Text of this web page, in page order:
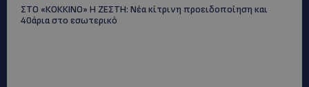
ΣΤΟ «ΚΟΚΚΙΝΟ» Η ΖΕΣΤΗ: Νέα κίτρινη προειδοποίηση και
40άρια στο εσωτερικό